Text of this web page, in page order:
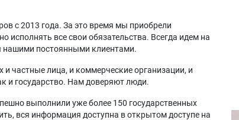
с 2013 года. За это время мы приобрели
исполнять все свои обязательства. Всегда идем на
нашими постоянными клиентами.
частные лица, и коммерческие организации, и
и государство. Нам доверяют люди.
выполнили уже более 150 государственных
вся информация доступна в открытом доступе на